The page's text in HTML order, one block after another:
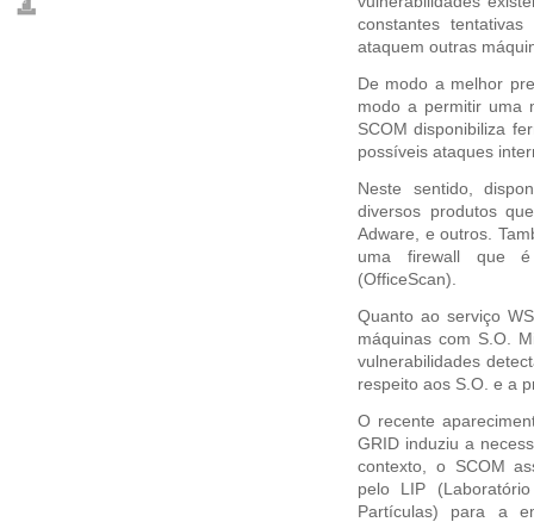
constantes
ataquem outras
De modo a melhor
modo a permitir uma
SCOM disponibiliza
possíveis ataques
Neste sentido,
diversos produtos
Adware, e outros.
uma firewall que é
(OfficeScan).
Quanto ao serviço
máquinas com S.O.
vulnerabilidades
respeito aos S.O. e a
O recente
GRID induziu a
contexto, o SCOM
pelo LIP
Partículas) para a